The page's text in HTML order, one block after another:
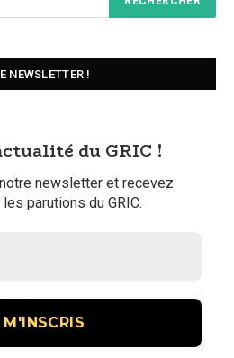
NEWSLETTER !
du GRIC !
newsletter et recevez
parutions du GRIC.